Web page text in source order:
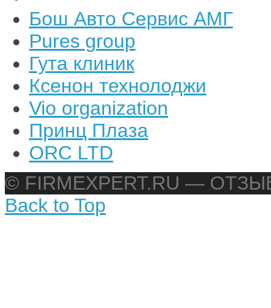
Бош Авто Сервис АМГ
Pures group
Гута клиник
Ксенон технолоджи
Vio organization
Принц Плаза
ORC LTD
© FIRMEXPERT.RU —
Back to Top